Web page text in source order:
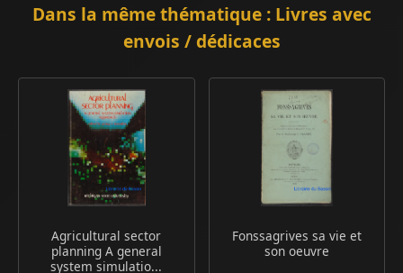
Dans la même thématique : Livres avec
envois / dédicaces
Agricultural sector
planning A general
system simulatio...
Fonssagrives sa vie et
son oeuvre